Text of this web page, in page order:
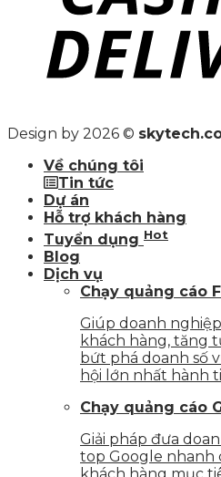
Design by 2026 ©
Về chúng tôi
Tin tức
Dự án
Hỗ trợ khách hàng
Tuyển dụng Hot
Blog
Dịch vụ
Chạy quảng cáo
Giúp doanh
khách hàng, tăng
bứt phá doanh số
hội lớn nhất hành
Chạy quảng cáo
Giải pháp đưa
top Google nhanh
khách hàng mục